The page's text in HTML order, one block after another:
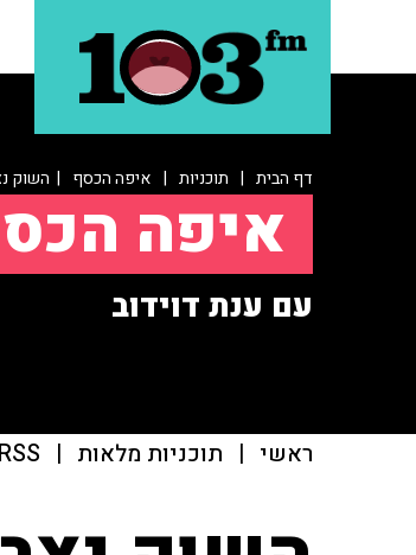
דף הבית | תוכניות | איפה הכסף | השוק
איפה
עם ענת דוידוב
ראשי | תוכניות מלאות |
RSS